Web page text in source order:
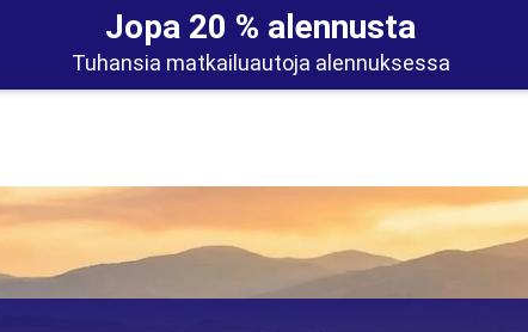
Jopa 20 % alennusta
Tuhansia matkailuautoja alennuksessa